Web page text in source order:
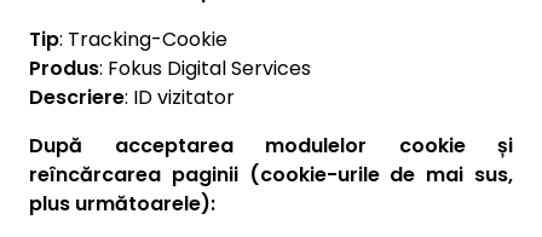
Tip: Tracking-Cookie
Produs: Fokus Digital Services
Descriere: ID vizitator
După acceptarea modulelor cookie și
reîncărcarea paginii (cookie-urile de mai sus,
plus următoarele):